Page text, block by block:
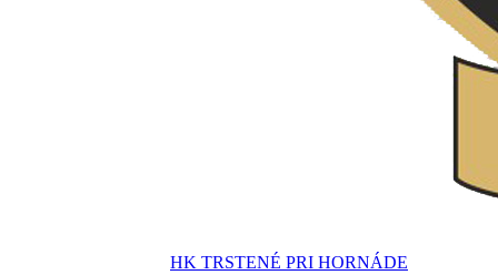
HK TRSTENÉ PRI HORNÁDE